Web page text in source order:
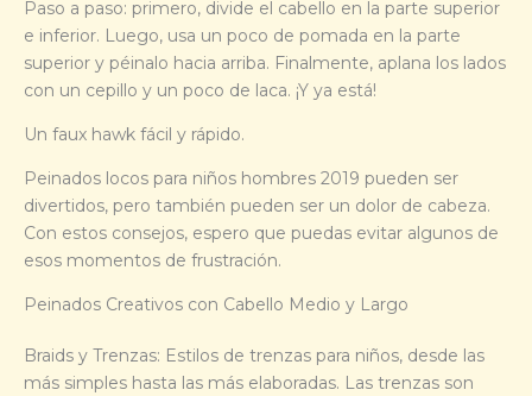
Paso a paso: primero, divide el cabello en la parte superior
e inferior. Luego, usa un poco de pomada en la parte
superior y péinalo hacia arriba. Finalmente, aplana los lados
con un cepillo y un poco de laca. ¡Y ya está!
Un faux hawk fácil y rápido.
Peinados locos para niños hombres 2019 pueden ser
divertidos, pero también pueden ser un dolor de cabeza.
Con estos consejos, espero que puedas evitar algunos de
esos momentos de frustración.
Peinados Creativos con Cabello Medio y Largo
Braids y Trenzas: Estilos de trenzas para niños, desde las
más simples hasta las más elaboradas. Las trenzas son